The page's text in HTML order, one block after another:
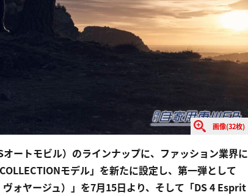
画像(32枚)
ートモビル）のラインナップに、ファッション業界に
モデル」を新たに設定し、第一弾として
ォヤージュ）」を7月15日より、そして「DS 4 Esprit